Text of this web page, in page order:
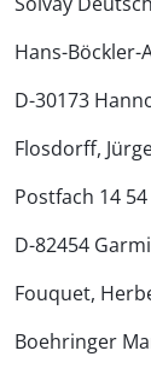
Hans-Böckler-
D-30173
Flosdorff,
Postfach 14 54
D-82454
Fouquet,
Boehringer